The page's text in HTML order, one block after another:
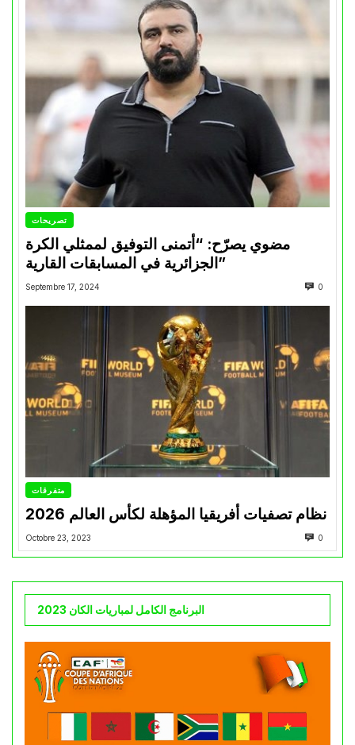
تصريحات
مضوي يصرّح: “أتمنى التوفيق لممثلي الكرة
الجزائرية في المسابقات القارية”
Septembre 17, 2024 0
متفرقات
نظام تصفيات أفريقيا المؤهلة لكأس العالم 2026
Octobre 23, 2023 0
البرنامج الكامل لمباريات الكان 2023